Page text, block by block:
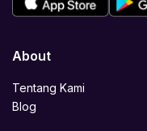
About
Tentang Kami
Blog